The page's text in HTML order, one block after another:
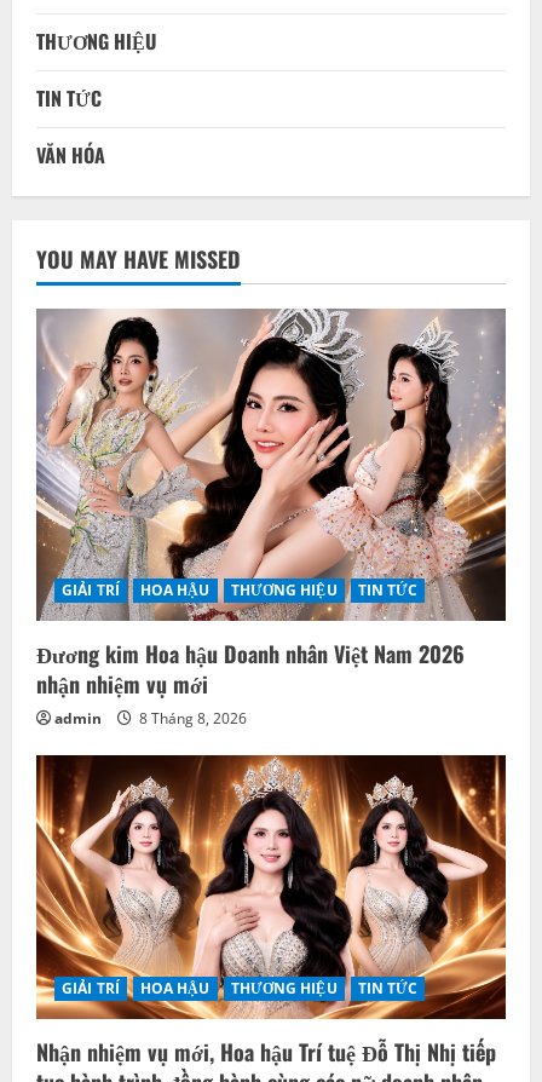
THƯƠNG HIỆU
TIN TỨC
VĂN HÓA
YOU MAY HAVE MISSED
GIẢI TRÍ HOA HẬU THƯƠNG HIỆU TIN TỨC
Đương kim Hoa hậu Doanh nhân Việt Nam 2026
nhận nhiệm vụ mới
admin 8 Tháng 8, 2026
GIẢI TRÍ HOA HẬU THƯƠNG HIỆU TIN TỨC
Nhận nhiệm vụ mới, Hoa hậu Trí tuệ Đỗ Thị Nhị tiếp